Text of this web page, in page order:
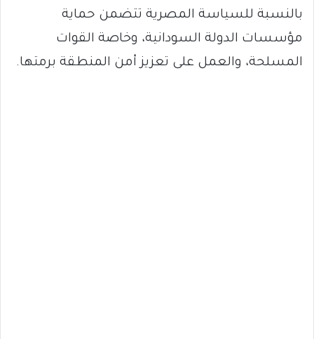
بالنسبة للسياسة المصرية تتضمن حماية
مؤسسات الدولة السودانية، وخاصة القوات
المسلحة، والعمل على تعزيز أمن المنطقة برمتها.